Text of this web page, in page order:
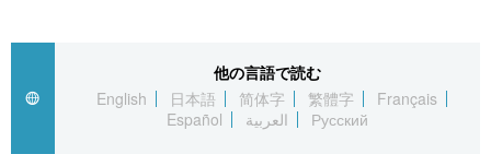
他の言語で読む
English
日本語 简体字 繁體字
Français
Español
العربية Русский